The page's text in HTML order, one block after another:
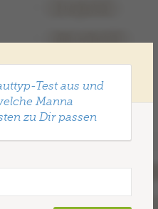
Test aus und
Manna
zu Dir passen